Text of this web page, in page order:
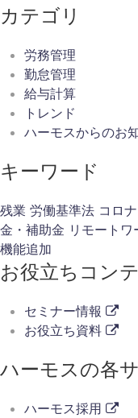
カテゴリ
労務管理
勤怠管理
給与計算
トレンド
ハーモスからのお
キーワード
残業 労働基準法 コロ
金・補助金 リモートワ
機能追加
お役立ちコン
セミナー情報
お役立ち資料
ハーモスの各
ハーモス採用